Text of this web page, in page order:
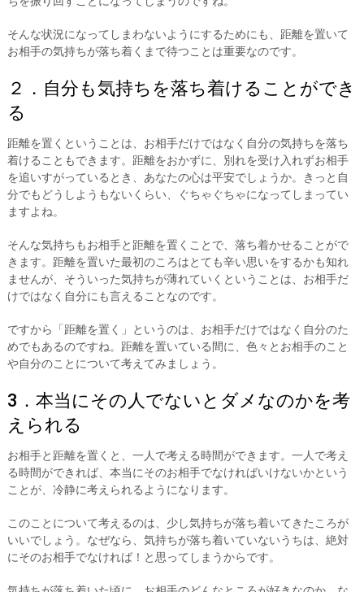
そんな状況になってしまわないようにするためにも、距離を置いて
お相手の気持ちが落ち着くまで待つことは重要なのです。
２．自分も気持ちを落ち着けることができ
る
距離を置くということは、お相手だけではなく自分の気持ちを落ち
着けることもできます。距離をおかずに、別れを受け入れずお相手
を追いすがっているとき、あなたの心は平安でしょうか。きっと自
分でもどうしようもないくらい、ぐちゃぐちゃになってしまってい
ますよね。
そんな気持ちもお相手と距離を置くことで、落ち着かせることがで
きます。距離を置いた最初のころはとても辛い思いをするかも知れ
ませんが、そういった気持ちが薄れていくということは、お相手だ
けではなく自分にも言えることなのです。
ですから「距離を置く」というのは、お相手だけではなく自分のた
めでもあるのですね。距離を置いている間に、色々とお相手のこと
や自分のことについて考えてみましょう。
3．本当にその人でないとダメなのかを考
えられる
お相手と距離を置くと、一人で考える時間ができます。一人で考え
る時間ができれば、本当にそのお相手でなければいけないかという
ことが、冷静に考えられるようになります。
このことについて考えるのは、少し気持ちが落ち着いてきたころが
いいでしょう。なぜなら、気持ちが落ち着いていないうちは、絶対
にそのお相手でなければ！と思ってしまうからです。